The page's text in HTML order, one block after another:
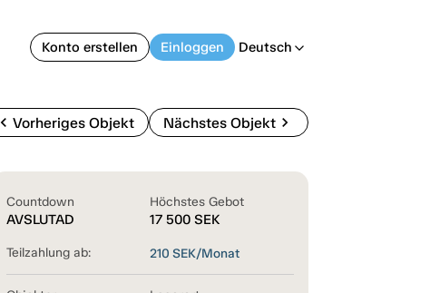
Konto erstellen Einloggen Deutsch arrow_back_ios
chevron_left Vorheriges Objekt Nächstes Objektchevron_right
Countdown
AVSLUTAD
Höchstes Gebot
17 500 SEK
Teilzahlung ab: 210 SEK/Monat